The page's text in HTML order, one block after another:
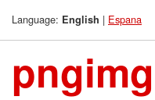
Language: English | Espana
pngimg